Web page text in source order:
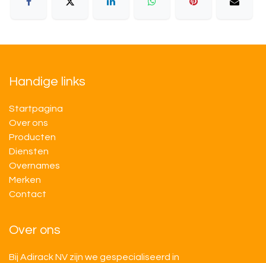
Handige links
Startpagina
Over ons
Producten
Diensten
Overnames
M​​erken
Contact
Over ons
Bij Adirack NV zijn we gespecialiseerd in